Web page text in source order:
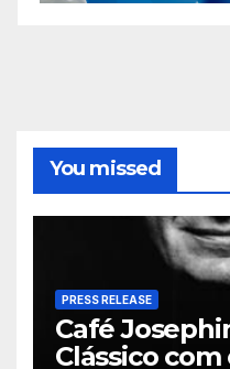
You missed
PRESS RELEASE
Café
Clássico